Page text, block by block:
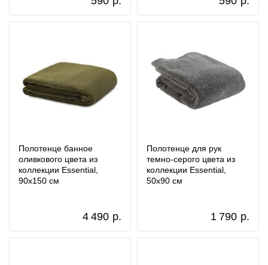
Полотенце банное
оливкового цвета из
коллекции Essential,
90х150 см
4 490 р.
Полотенце для рук
темно-серого цвета из
коллекции Essential,
50х90 см
1 790 р.